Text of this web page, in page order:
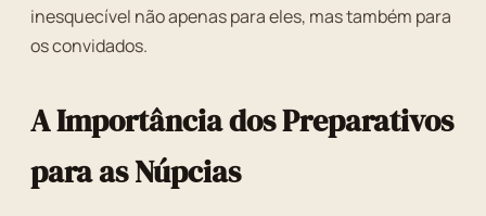
inesquecível não apenas para eles, mas também para
os convidados.
A Importância dos Preparativos
para as Núpcias